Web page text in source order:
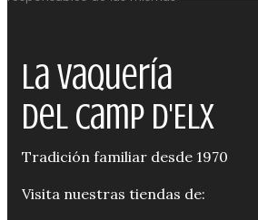
La Vaquería
del Camp d'Elx
Tradición familiar desde 1970
Visita nuestras tiendas de: